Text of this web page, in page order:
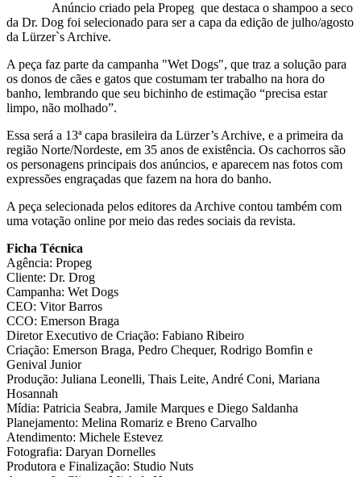
Anúncio criado pela Propeg que destaca o shampoo a seco
da Dr. Dog foi selecionado para ser a capa da edição de julho/agosto
da Lürzer`s Archive.
A peça faz parte da campanha "Wet Dogs", que traz a solução para
os donos de cães e gatos que costumam ter trabalho na hora do
banho, lembrando que seu bichinho de estimação “precisa estar
limpo, não molhado”.
Essa será a 13ª capa brasileira da Lürzer’s Archive, e a primeira da
região Norte/Nordeste, em 35 anos de existência. Os cachorros são
os personagens principais dos anúncios, e aparecem nas fotos com
expressões engraçadas que fazem na hora do banho.
A peça selecionada pelos editores da Archive contou também com
uma votação online por meio das redes sociais da revista.
Ficha Técnica
Agência: Propeg
Cliente: Dr. Drog
Campanha: Wet Dogs
CEO: Vitor Barros
CCO: Emerson Braga
Diretor Executivo de Criação: Fabiano Ribeiro
Criação: Emerson Braga, Pedro Chequer, Rodrigo Bomfin e
Genival Junior
Produção: Juliana Leonelli, Thais Leite, André Coni, Mariana
Hosannah
Mídia: Patricia Seabra, Jamile Marques e Diego Saldanha
Planejamento: Melina Romariz e Breno Carvalho
Atendimento: Michele Estevez
Fotografia: Daryan Dornelles
Produtora e Finalização: Studio Nuts